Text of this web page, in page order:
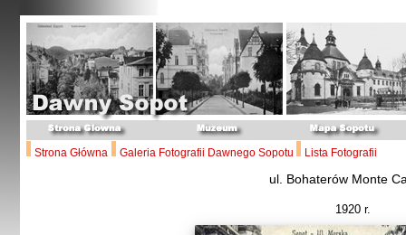
Strona Główna Galeria Fotografii Dawnego Sopotu Lista Fotografii
ul. Bohaterów Monte
1920 r.